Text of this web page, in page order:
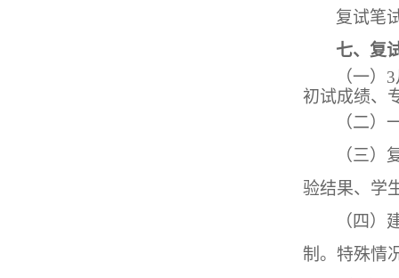
复试笔
七、复
（一）
初试成绩、
（二）
（三
验结果、学
（四）
制。特殊情